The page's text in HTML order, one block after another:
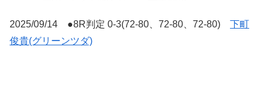
2025/09/14 ●8R判定 0-3(72-80、72-80、72-80) 下町
俊貴(グリーンツダ)